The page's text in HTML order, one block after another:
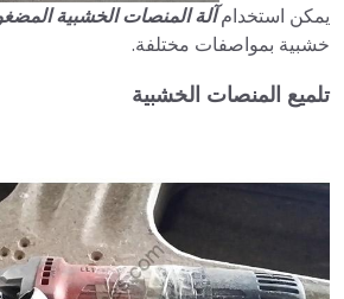
يمكن استخدامآلة المنصات الخشبية
خشبية بمواصفات مختلفة.
تلميع المنصات الخشبية